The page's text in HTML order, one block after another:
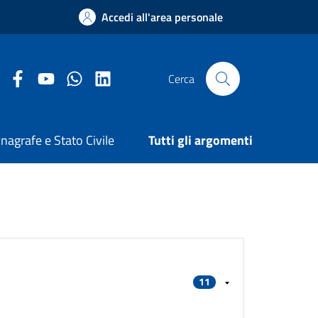
Accedi all'area personale
Facebook Comune di Arezzo
Youtube Comune di Arezzo
Twitter Comune di Arezzo
LinkedIn Comune di Arezzo
Cerca
e Stato Civile Tutti gli argomenti
11